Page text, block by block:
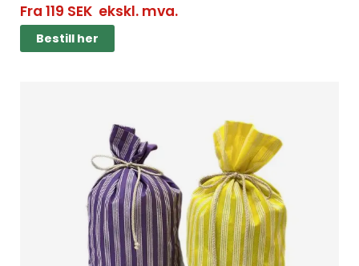
Fra 119 SEKekskl. mva.
Bestill her